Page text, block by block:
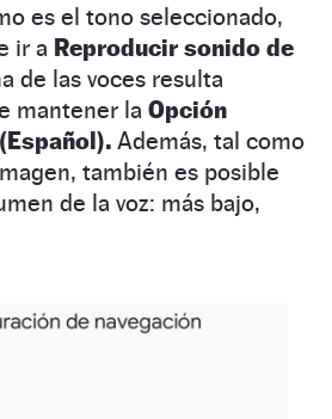
es el tono seleccionado,
ir a Reproducir sonido de
de las voces resulta
mantener la Opción
Además, tal como
también es posible
de la voz: más bajo,